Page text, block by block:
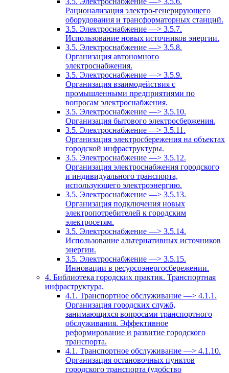
Рационализация электро-генерирующего
оборудования и трансформаторных станций.
3.5. Электроснабжение —> 3.5.7.
Использование новых источников энергии.
3.5. Электроснабжение —> 3.5.8.
Организация автономного
электроснабжения.
3.5. Электроснабжение —> 3.5.9.
Организация взаимодействия с
промышленными предприятиями по
вопросам электроснабжения.
3.5. Электроснабжение —> 3.5.10.
Организация бытового электросбержения.
3.5. Электроснабжение —> 3.5.11.
Организация электросбережения на объектах
городской инфраструктуры.
3.5. Электроснабжение —> 3.5.12.
Организация электроснабжения городского
и индивидуального транспорта,
использующего электроэнергию.
3.5. Электроснабжение —> 3.5.13.
Организация подключения новых
электропотребителей к городским
электросетям.
3.5. Электроснабжение —> 3.5.14.
Использование альтернативных источников
энергии.
3.5. Электроснабжение —> 3.5.15.
Инновации в ресурсоэнергосбережении.
4. Библиотека городских практик. Транспортная
инфраструктура.
4.1. Транспортное обслуживание —> 4.1.1.
Организация городских служб,
занимающихся вопросами транспортного
обслуживания. Эффективное
реформирование и развитие городского
транспорта.
4.1. Транспортное обслуживание —> 4.1.10.
Организация остановочных пунктов
городского транспорта (удобство